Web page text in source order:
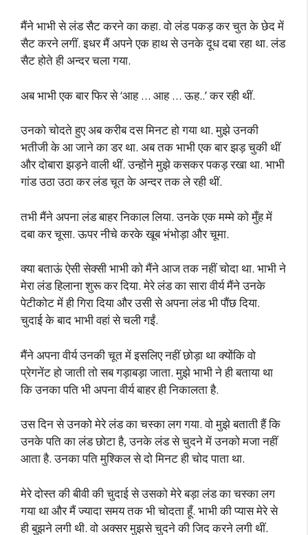
मैंने भाभी से लंड सैट करने का कहा. वो लंड पकड़ कर चुत के छेद में
सैट करने लगीं. इधर मैं अपने एक हाथ से उनके दूध दबा रहा था. लंड
सैट होते ही अन्दर चला गया.
अब भाभी एक बार फिर से ‘आह … आह … ऊह..’ कर रही थीं.
उनको चोदते हुए अब करीब दस मिनट हो गया था. मुझे उनकी
भतीजी के आ जाने का डर था. अब तक भाभी एक बार झड़ चुकी थीं
और दोबारा झड़ने वाली थीं. उन्होंने मुझे कसकर पकड़ रखा था. भाभी
गांड उठा उठा कर लंड चूत के अन्दर तक ले रही थीं.
तभी मैंने अपना लंड बाहर निकाल लिया. उनके एक मम्मे को मुँह में
दबा कर चूसा. ऊपर नीचे करके खूब भंभोड़ा और चूमा.
क्या बताऊं ऐसी सेक्सी भाभी को मैंने आज तक नहीं चोदा था. भाभी ने
मेरा लंड हिलाना शुरू कर दिया. मेरे लंड का सारा वीर्य मैंने उनके
पेटीकोट में ही गिरा दिया और उसी से अपना लंड भी पौंछ दिया.
चुदाई के बाद भाभी वहां से चली गईं.
मैंने अपना वीर्य उनकी चूत में इसलिए नहीं छोड़ा था क्योंकि वो
प्रेगनेंट हो जाती तो सब गड़ाबड़ा जाता. मुझे भाभी ने ही बताया था
कि उनका पति भी अपना वीर्य बाहर ही निकालता है.
उस दिन से उनको मेरे लंड का चस्का लग गया. वो मुझे बताती हैं कि
उनके पति का लंड छोटा है, उनके लंड से चुदने में उनको मजा नहीं
आता है. उनका पति मुश्किल से दो मिनट ही चोद पाता था.
मेरे दोस्त की बीवी की चुदाई से उसको मेरे बड़ा लंड का चस्का लग
गया था और मैं ज्यादा समय तक भी चोदता हूँ. भाभी की प्यास मेरे से
ही बुझने लगी थी. वो अक्सर मुझसे चुदने की जिद करने लगी थीं.